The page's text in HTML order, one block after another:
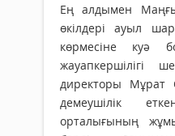
Ең алдымен
өкілдері ауыл
көрмесіне куә
жауапкершілігі
директоры Мұрат
демеушілік
орталығының